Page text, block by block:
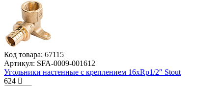
Код товара: 67115
Артикул: SFA-0009-001612
Угольники настенные с креплением 16xRp1/2″ Stout
624